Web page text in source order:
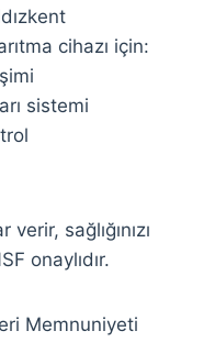
cihazı için:
sistemi
sağlığınızı
onaylıdır.
Memnuniyeti